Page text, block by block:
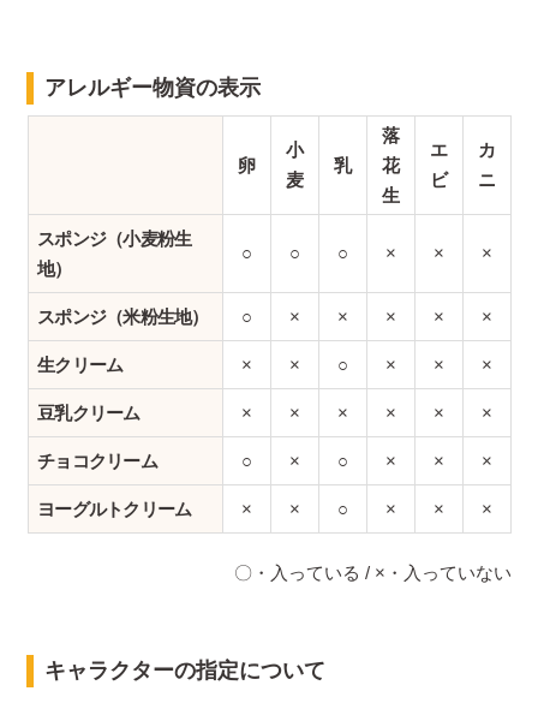
アレルギー物資の表示
卵
小
麦
乳
落
花
生
エ
ビ
カ
ニ
スポンジ（小麦粉生
地）
○ ○ ○ × × ×
スポンジ（米粉生地） ○ × × × × ×
生クリーム × × ○ × × ×
豆乳クリーム × × × × × ×
チョコクリーム ○ × ○ × × ×
ヨーグルトクリーム × × ○ × × ×
〇・入っている / ×・入っていない
キャラクターの指定について